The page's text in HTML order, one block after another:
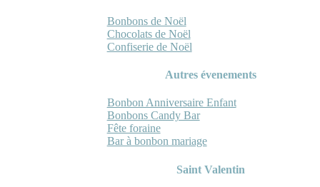
Bonbons de Noël
Chocolats de Noël
Confiserie de Noël
Autres évenements
Bonbon Anniversaire Enfant
Bonbons Candy Bar
Fête foraine
Bar à bonbon mariage
Saint Valentin